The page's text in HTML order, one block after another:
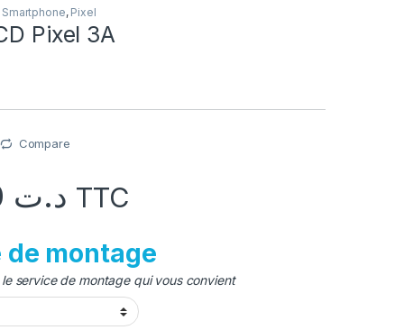
, Pixel
Pixel 3A
Compare
د.ت TTC
de montage
le service de montage qui vous convient